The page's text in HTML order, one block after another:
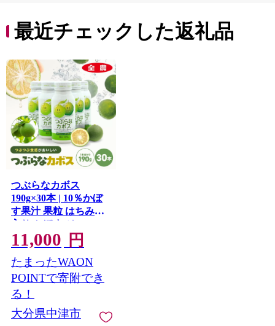
最近チェックした返礼品
つぶらなカボス
190g×30本 | 10％かぼ
す果汁 果粒 はちみつ
入り かぼす ジュース
詰め合わせ 大分県 中
津市 九州産
11,000 円
たまったWAON
POINTで寄附でき
る！
大分県中津市